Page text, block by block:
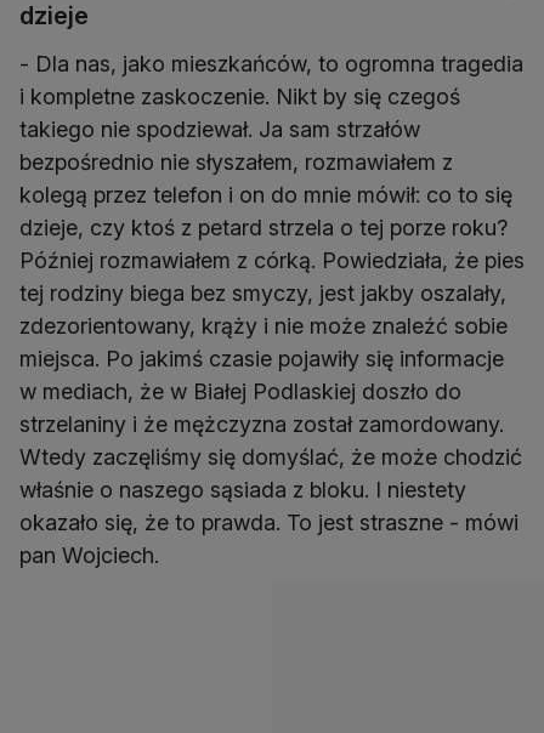
dzieje
- Dla nas, jako mieszkańców, to ogromna tragedia
i kompletne zaskoczenie. Nikt by się czegoś
takiego nie spodziewał. Ja sam strzałów
bezpośrednio nie słyszałem, rozmawiałem z
kolegą przez telefon i on do mnie mówił: co to się
dzieje, czy ktoś z petard strzela o tej porze roku?
Później rozmawiałem z córką. Powiedziała, że pies
tej rodziny biega bez smyczy, jest jakby oszalały,
zdezorientowany, krąży i nie może znaleźć sobie
miejsca. Po jakimś czasie pojawiły się informacje
w mediach, że w Białej Podlaskiej doszło do
strzelaniny i że mężczyzna został zamordowany.
Wtedy zaczęliśmy się domyślać, że może chodzić
właśnie o naszego sąsiada z bloku. I niestety
okazało się, że to prawda. To jest straszne - mówi
pan Wojciech.